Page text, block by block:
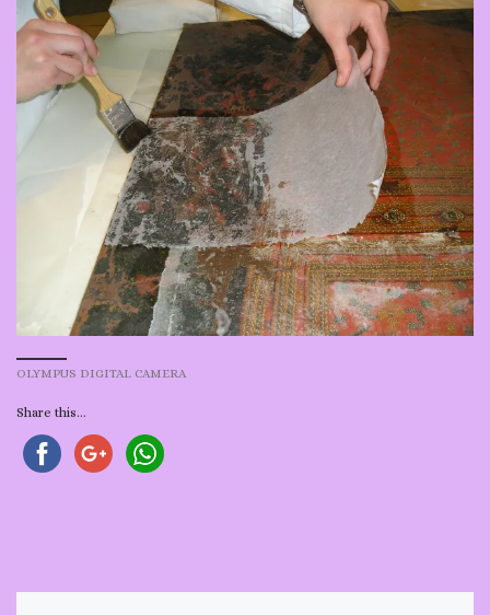
OLYMPUS DIGITAL CAMERA
Share this...